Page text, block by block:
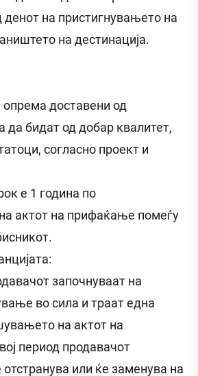
денот на пристигнувањето на
на дестинација.
доставени од
да бидат од добар квалитет,
согласно проект и
е 1 година по
актот на прифаќање помеѓу
започнуваат на
во сила и траат една
на актот на
период продавачот
или ќе заменува на